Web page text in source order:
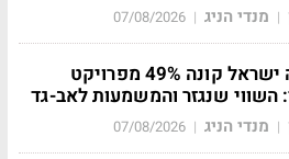
| מנדי הניג |
07/08/2026
אמריקה ישראל קונה 49% מפרויקט
השווי שנגזר והמשמעות לאב-גד
| מנדי הניג |
07/08/2026